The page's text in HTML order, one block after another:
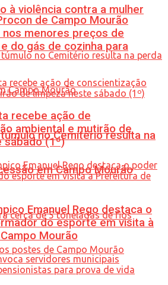
à violência contra a mulher
no Cemitério resulta na
em Campo Mourão
de Campo Mourão
nos menores preços de
do gás de cozinha para
recebe ação de
ambiental e mutirão de
sábado (1º)
Emanuel Rego destaca o
do esporte em visita à
Mourão